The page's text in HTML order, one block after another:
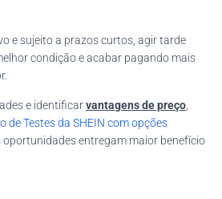
e sujeito a prazos curtos, agir tarde
condição e acabar pagando mais
e identificarvantagens de preço
de Testes da SHEIN com opções
oportunidades entregam maior benefício